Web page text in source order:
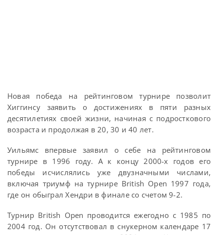
Новая победа на рейтинговом турнире позволит
Хиггинсу заявить о достижениях в пяти разных
десятилетиях своей жизни, начиная с подросткового
возраста и продолжая в 20, 30 и 40 лет.
Уильямс впервые заявил о себе на рейтинговом
турнире в 1996 году. А к концу 2000-х годов его
победы исчислялись уже двузначными числами,
включая триумф на турнире British Open 1997 года,
где он обыграл Хендри в финале со счетом 9-2.
Турнир British Open проводится ежегодно с 1985 по
2004 год. Он отсутствовал в снукерном календаре 17